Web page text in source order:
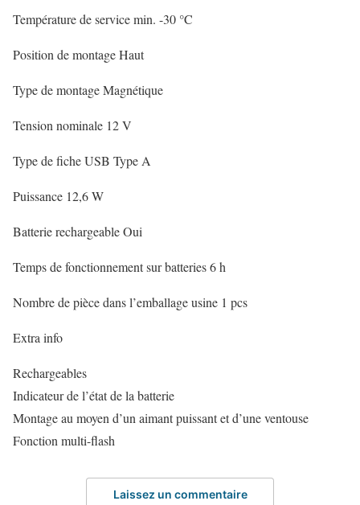
Température de service min. -30 °C
Position de montage Haut
Type de montage Magnétique
Tension nominale 12 V
Type de fiche USB Type A
Puissance 12,6 W
Batterie rechargeable Oui
Temps de fonctionnement sur batteries 6 h
Nombre de pièce dans l’emballage usine 1 pcs
Extra info
Rechargeables
Indicateur de l’état de la batterie
Montage au moyen d’un aimant puissant et d’une ventouse
Fonction multi-flash
Laissez un commentaire